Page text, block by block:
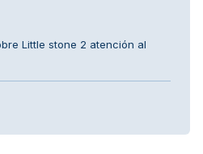
Little stone 2 atención al